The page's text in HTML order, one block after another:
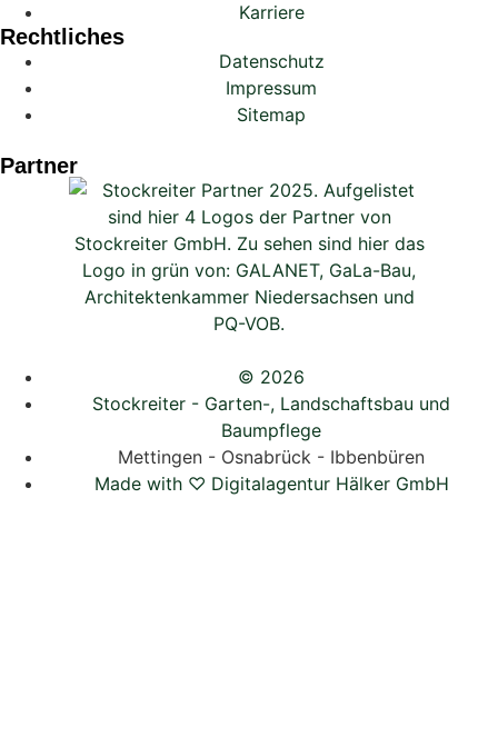
Karriere
Rechtliches
Datenschutz
Impressum
Sitemap
Partner
© 2026
Stockreiter - Garten-, Landschaftsbau und
Baumpflege
Mettingen - Osnabrück - Ibbenbüren
Made with ♡ Digitalagentur Hälker GmbH